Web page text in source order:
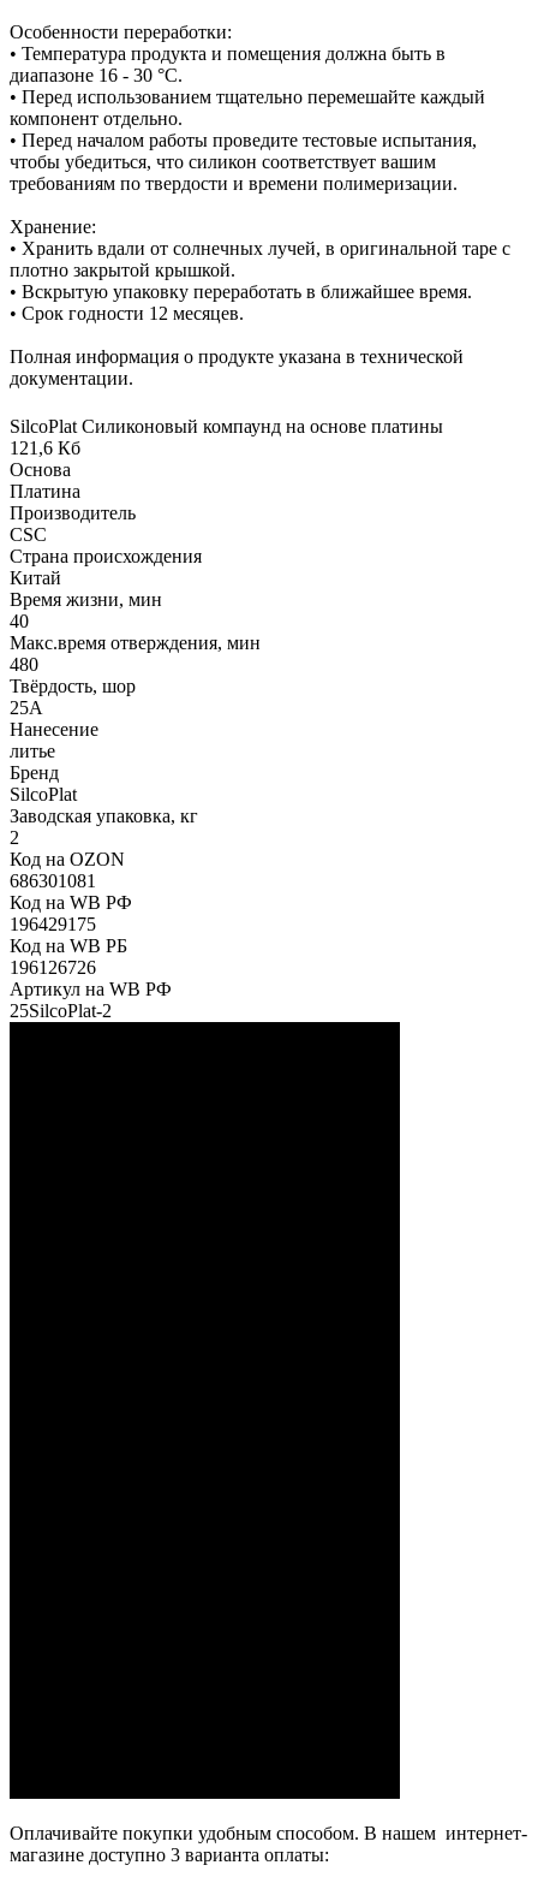
Особенности переработки:
• Температура продукта и помещения должна быть в
диапазоне 16 - 30 °C.
• Перед использованием тщательно перемешайте каждый
компонент отдельно.
• Перед началом работы проведите тестовые испытания,
чтобы убедиться, что силикон соответствует вашим
требованиям по твердости и времени полимеризации.
Хранение:
• Хранить вдали от солнечных лучей, в оригинальной таре с
плотно закрытой крышкой.
• Вскрытую упаковку переработать в ближайшее время.
• Срок годности 12 месяцев.
Полная информация о продукте указана в технической
документации.
SilcoPlat Силиконовый компаунд на основе платины
121,6 Кб
Основа
Платина
Производитель
CSC
Страна происхождения
Китай
Время жизни, мин
40
Макс.время отверждения, мин
480
Твёрдость, шор
25А
Нанесение
литье
Бренд
SilcoPlat
Заводская упаковка, кг
2
Код на OZON
686301081
Код на WB РФ
196429175
Код на WB РБ
196126726
Артикул на WB РФ
25SilcoPlat-2
Оплачивайте покупки удобным способом. В нашем интернет-
магазине доступно 3 варианта оплаты: